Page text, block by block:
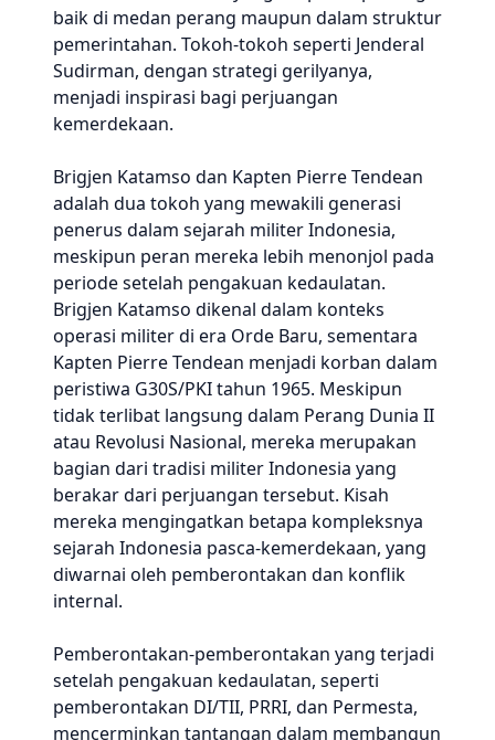
baik di medan perang maupun dalam struktur
pemerintahan. Tokoh-tokoh seperti Jenderal
Sudirman, dengan strategi gerilyanya,
menjadi inspirasi bagi perjuangan
kemerdekaan.
Brigjen Katamso dan Kapten Pierre Tendean
adalah dua tokoh yang mewakili generasi
penerus dalam sejarah militer Indonesia,
meskipun peran mereka lebih menonjol pada
periode setelah pengakuan kedaulatan.
Brigjen Katamso dikenal dalam konteks
operasi militer di era Orde Baru, sementara
Kapten Pierre Tendean menjadi korban dalam
peristiwa G30S/PKI tahun 1965. Meskipun
tidak terlibat langsung dalam Perang Dunia II
atau Revolusi Nasional, mereka merupakan
bagian dari tradisi militer Indonesia yang
berakar dari perjuangan tersebut. Kisah
mereka mengingatkan betapa kompleksnya
sejarah Indonesia pasca-kemerdekaan, yang
diwarnai oleh pemberontakan dan konflik
internal.
Pemberontakan-pemberontakan yang terjadi
setelah pengakuan kedaulatan, seperti
pemberontakan DI/TII, PRRI, dan Permesta,
mencerminkan tantangan dalam membangun